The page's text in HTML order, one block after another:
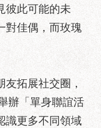
彼此可能的未
對佳偶，而玫瑰
友拓展社交圈，
辦「單身聯誼活
識更多不同領域